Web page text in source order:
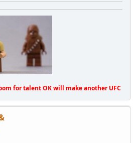
for talent OK will make another UFC